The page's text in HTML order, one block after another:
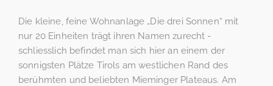
Die kleine, feine Wohnanlage „Die drei Sonnen“ mit
nur 20 Einheiten trägt ihren Namen zurecht -
schliesslich befindet man sich hier an einem der
sonnigsten Plätze Tirols am westlichen Rand des
berühmten und beliebten Mieminger Plateaus. Am